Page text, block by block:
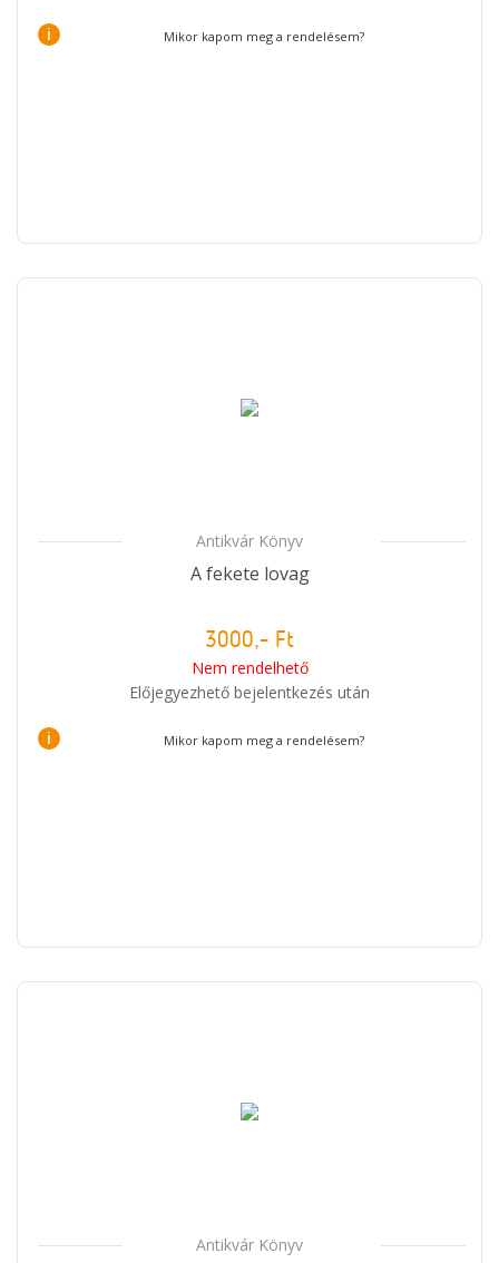
i Mikor kapom meg a rendelésem?
Antikvár Könyv
A fekete lovag
3000,- Ft
Nem rendelhető
Előjegyezhető bejelentkezés után
i Mikor kapom meg a rendelésem?
Antikvár Könyv